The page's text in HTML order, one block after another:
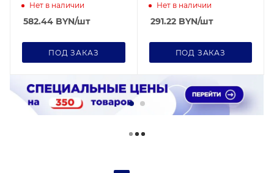
Нет в наличии
582.44 BYN/шт
ПОД ЗАКАЗ
Нет в наличии
291.22BYN/шт
ПОД ЗАКАЗ